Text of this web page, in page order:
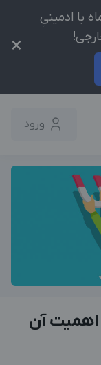
در ماه با ادمینیِ
×
ورود
اهمیت آن